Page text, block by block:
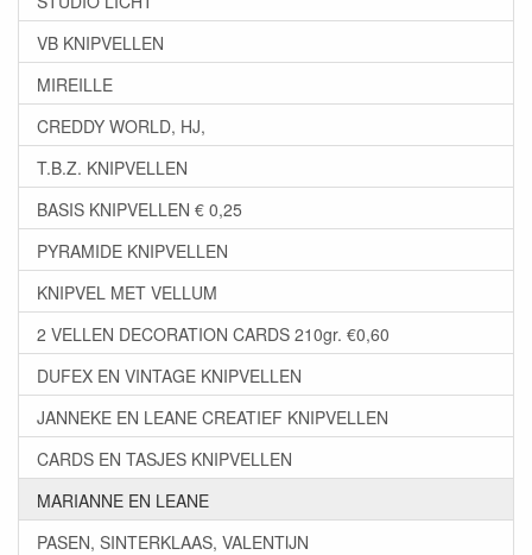
VB KNIPVELLEN
MIREILLE
CREDDY WORLD, HJ,
T.B.Z. KNIPVELLEN
BASIS KNIPVELLEN € 0,25
PYRAMIDE KNIPVELLEN
KNIPVEL MET VELLUM
2 VELLEN DECORATION CARDS 210gr. €0,60
DUFEX EN VINTAGE KNIPVELLEN
JANNEKE EN LEANE CREATIEF KNIPVELLEN
CARDS EN TASJES KNIPVELLEN
MARIANNE EN LEANE
PASEN, SINTERKLAAS, VALENTIJN